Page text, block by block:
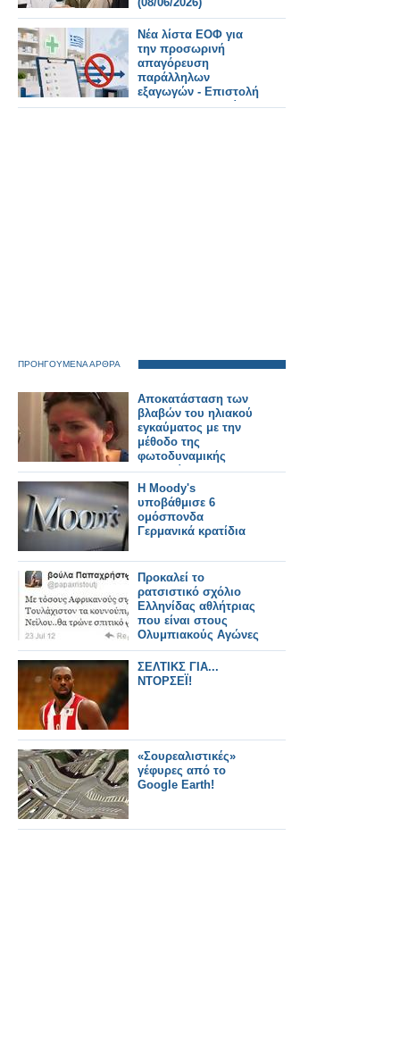
Νέα λίστα ΕΟΦ για
την προσωρινή
απαγόρευση
παράλληλων
εξαγωγών - Επιστολή
ΠΦΣ προς εταιρείες
ΠΡΟΗΓΟΥΜΕΝΑ ΑΡΘΡΑ
Αποκατάσταση των
βλαβών του ηλιακού
εγκαύματος με την
μέθοδο της
φωτοδυναμικής
θεραπείας
Η Moody's
υποβάθμισε 6
ομόσπονδα
Γερμανικά κρατίδια
Προκαλεί το
ρατσιστικό σχόλιο
Ελληνίδας αθλήτριας
που είναι στους
Ολυμπιακούς Αγώνες
ΣΕΛΤΙΚΣ ΓΙΑ...
ΝΤΟΡΣΕΪ!
«Σουρεαλιστικές»
γέφυρες από το
Google Earth!